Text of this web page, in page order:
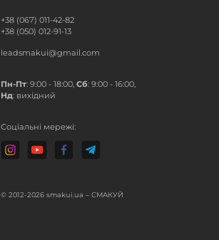
+38 (067) 011-42-82
+38 (050) 012-91-13
leadsmakui@gmail.com
Пн-Пт: 9:00 - 18:00, Сб: 9:00 - 16:00,
Нд: вихідний
Соціальні мережі:
© 2012-2026 smakui.ua – СМАКУЙ